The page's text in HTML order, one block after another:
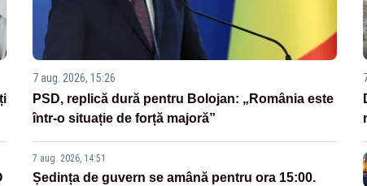
7 aug. 2026, 15:26
PSD, replică dură pentru Bolojan: „România este
într-o situație de forță majoră”
7 aug. 2026, 14:51
Ședința de guvern se amână pentru ora 15:00.